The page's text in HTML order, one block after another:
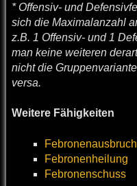
* Offensiv- und
sich die Maximalanzahl
z.B. 1 Offensiv- und 1
man keine weiteren
nicht die
versa.
Weitere Fähigkeiten
Febronenausbruch
Febronenheilung
Febronenschuss